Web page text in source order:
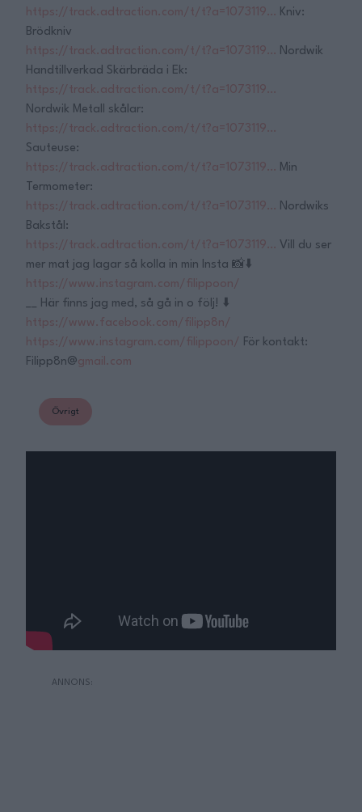
https://track.adtraction.com/t/t?a=1073119… Kniv:
Brödkniv
https://track.adtraction.com/t/t?a=1073119… Nordwik
Handtillverkad Skärbräda i Ek:
https://track.adtraction.com/t/t?a=1073119…
Nordwik Metall skålar:
https://track.adtraction.com/t/t?a=1073119…
Sauteuse:
https://track.adtraction.com/t/t?a=1073119… Min
Termometer:
https://track.adtraction.com/t/t?a=1073119… Nordwiks
Bakstål:
https://track.adtraction.com/t/t?a=1073119… Vill du ser
mer mat jag lagar så kolla in min Insta 📸⬇️
https://www.instagram.com/filippoon/
__ Här finns jag med, så gå in o följ! ⬇️
https://www.facebook.com/filipp8n/
https://www.instagram.com/filippoon/ För kontakt:
Filipp8n@gmail.com
Övrigt